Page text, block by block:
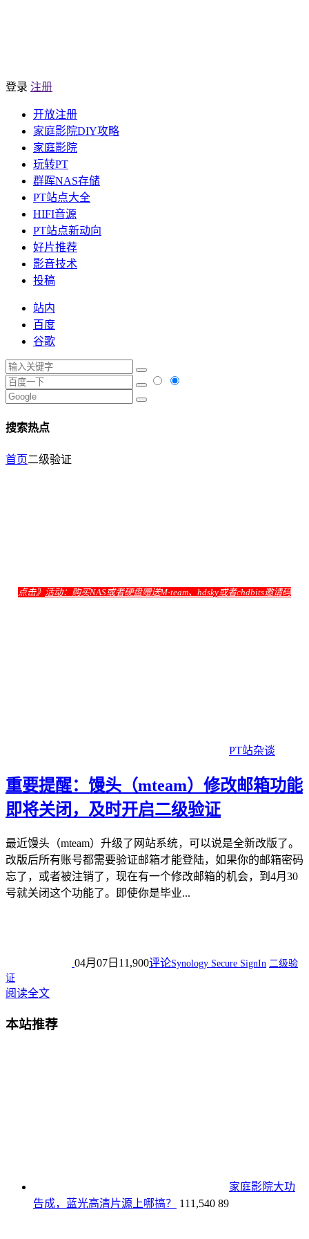
登录 注册
开放注册
家庭影院DIY攻略
家庭影院
玩转PT
群晖NAS存储
PT站点大全
HIFI音源
PT站点新动向
好片推荐
影音技术
投稿
站内
百度
谷歌
搜索热点
首页二级验证
点击》 活动：购买NAS或者硬盘赠送M-team、hdsky或者chdbits邀请码
PT站杂谈
重要提醒：馒头（mteam）修改邮箱功能
即将关闭，及时开启二级验证
最近馒头（mteam）升级了网站系统，可以说是全新改版了。
改版后所有账号都需要验证邮箱才能登陆，如果你的邮箱密码
忘了，或者被注销了，现在有一个修改邮箱的机会，到4月30
号就关闭这个功能了。即使你是毕业...
04月07日 11,900评论Synology Secure SignIn 二级验
证
阅读全文
本站推荐
家庭影院大功
告成，蓝光高清片源上哪搞？
111,540 89